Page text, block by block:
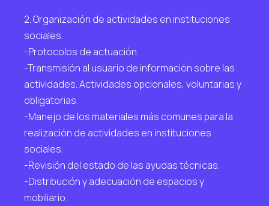
2. Organización de actividades en instituciones
sociales.
-Protocolos de actuación.
-Transmisión al usuario de información sobre las
actividades. Actividades opcionales, voluntarias y
obligatorias.
-Manejo de los materiales más comunes para la
realización de actividades en instituciones
sociales.
-Revisión del estado de las ayudas técnicas.
-Distribución y adecuación de espacios y
mobiliario.